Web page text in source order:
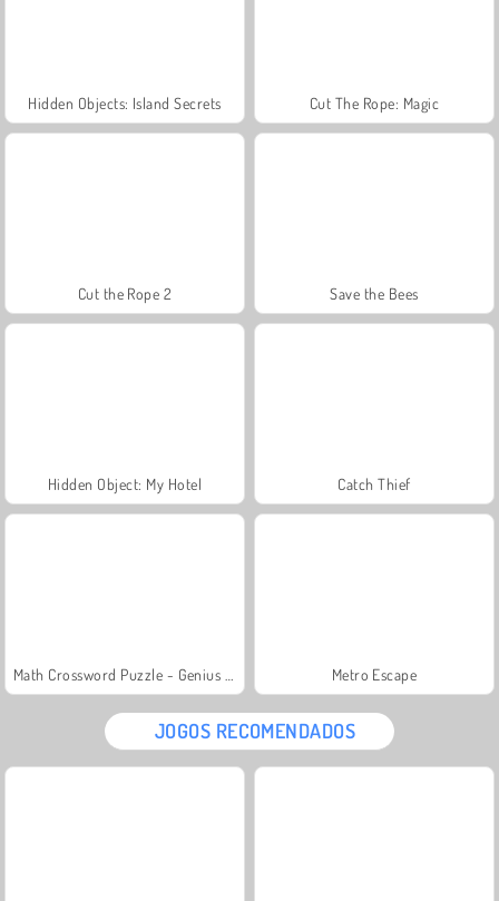
Hidden Objects: Island Secrets Cut The Rope: Magic
Cut the Rope 2 Save the Bees
Hidden Object: My Hotel Catch Thief
Metro Escape
JOGOS RECOMENDADOS